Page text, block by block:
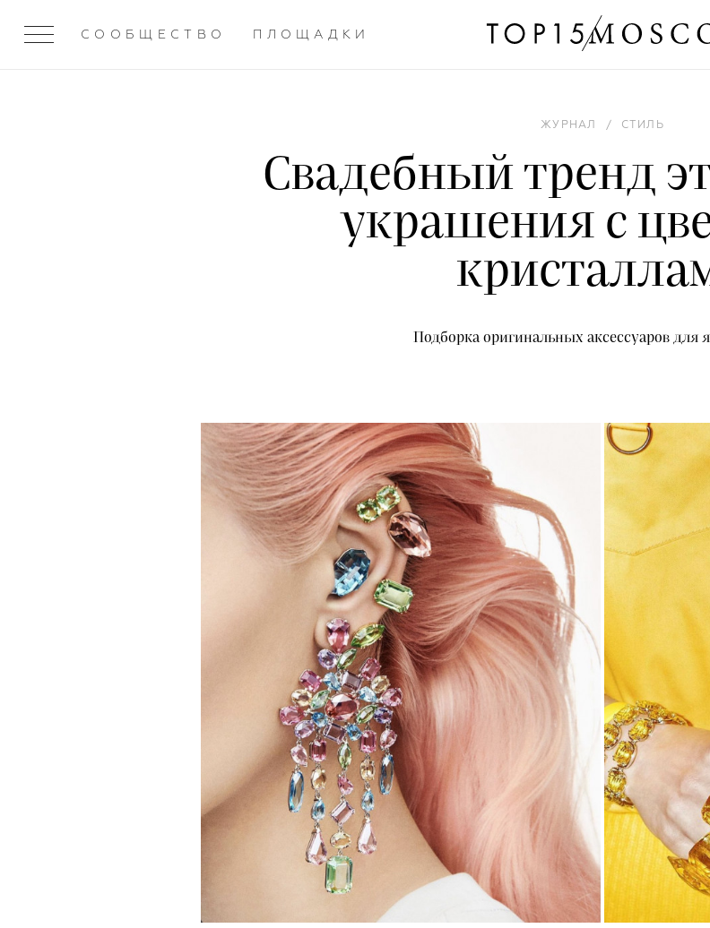
СООБЩЕСТВО ПЛОЩАДКИ
ЖУРНАЛ / СТИЛЬ
Свадебный тренд
украшения с
Подборка оригинальных аксессуаров для